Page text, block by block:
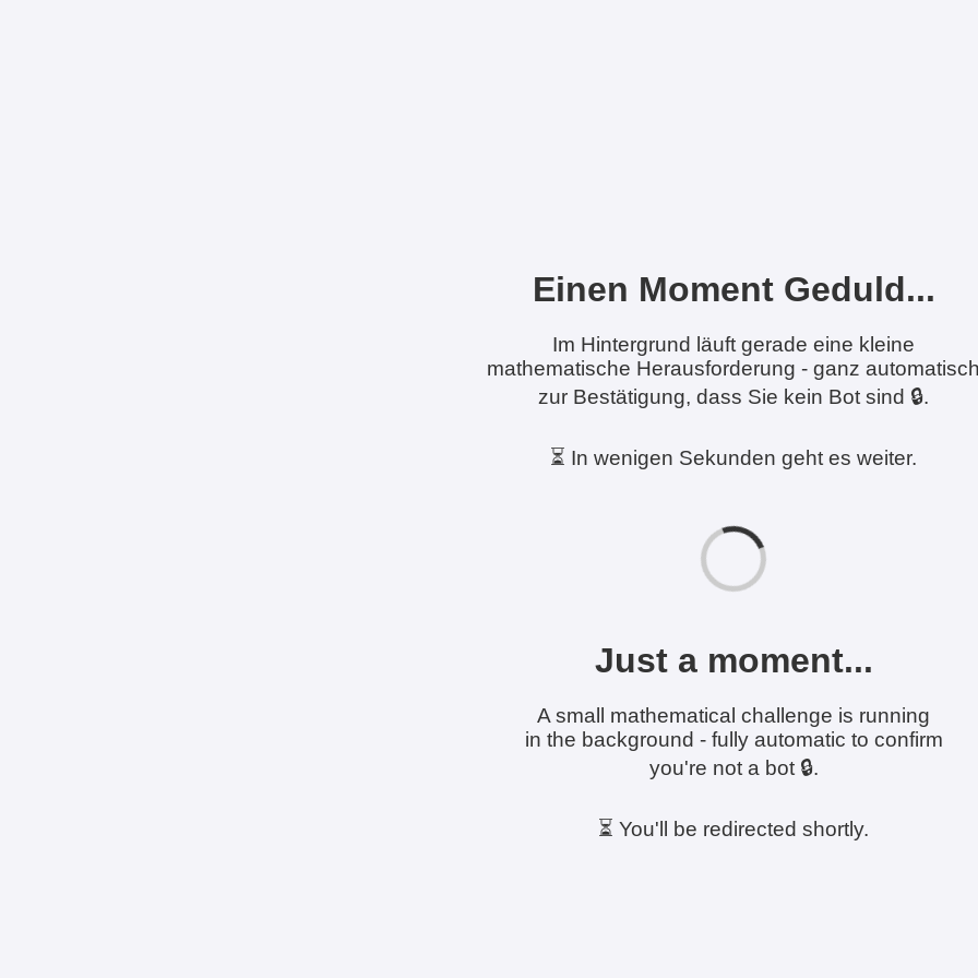
Einen Moment Geduld...
Im Hintergrund läuft gerade eine kleine
mathematische Herausforderung - ganz
zur Bestätigung, dass Sie kein Bot sind 🔒.
⏳ In wenigen Sekunden geht es weiter.
Just a moment...
A small mathematical challenge is running
in the background - fully automatic to confirm
you're not a bot 🔒.
⏳ You'll be redirected shortly.